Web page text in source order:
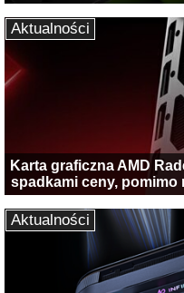
Karta graficzna AMD
spadkami ceny, pomimo
Aktualności
Aktualności